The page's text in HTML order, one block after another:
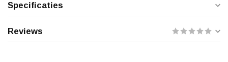
Specificaties
Reviews